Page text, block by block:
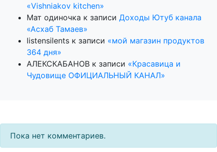
«Vishniakov kitchen»
Мат одиночка к записи Доходы Ютуб канала
«Асхаб Тамаев»
listensilents к записи «мой магазин продуктов
364 дня»
АЛЕКСКАБАНОВ к записи «Красавица и
Чудовище ОФИЦИАЛЬНЫЙ КАНАЛ»
Пока нет комментариев.